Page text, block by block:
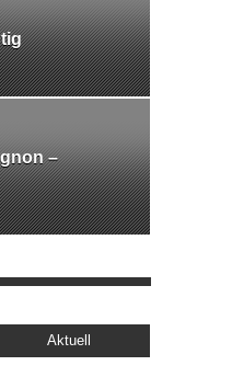
–
Aktuell